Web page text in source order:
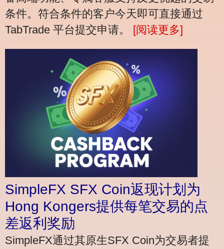
条件。符合条件的客户今天即可直接通过
TabTrade 平台提交申请。
[阅读更多]
SimpleFX SFX Coin返现计划为
Hong Kongers提供每笔交易的点
差返利奖励
SimpleFX通过其原生SFX Coin为交易者提